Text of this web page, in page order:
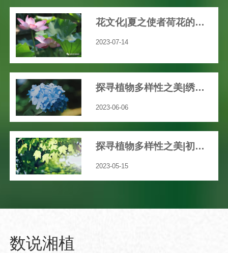
花文化|夏之使者荷花的渊远历史文化
2023-07-14
探寻植物多样性之美|绣球花开，共赴一场五彩缤纷的“仲夏之梦”吧！
2023-06-06
探寻植物多样性之美|初夏，我们身边那些绚丽多彩的草本花卉
2023-05-15
数说湘植